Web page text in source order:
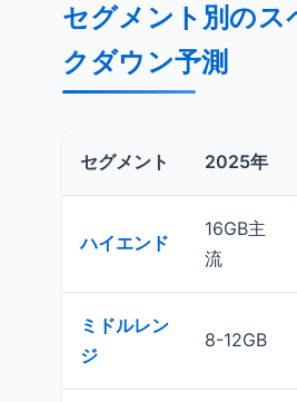
セグメント別のス
クダウン予測
セグメント 2025年
ハイエンド
16GB主
流
ミドルレン
ジ
8-12GB